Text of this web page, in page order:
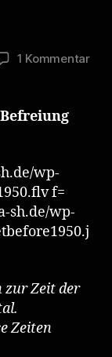
1 Kommentarzu
wp-
f=
sh.de/wp-
zur Zeit der
Zeiten